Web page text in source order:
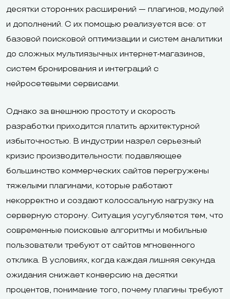
десятки сторонних расширений — плагинов, модулей
и дополнений. С их помощью реализуется все: от
базовой поисковой оптимизации и систем аналитики
до сложных мультиязычных интернет-магазинов,
систем бронирования и интеграций с
нейросетевыми сервисами.
Однако за внешнюю простоту и скорость
разработки приходится платить архитектурной
избыточностью. В индустрии назрел серьезный
кризис производительности: подавляющее
большинство коммерческих сайтов перегружены
тяжелыми плагинами, которые работают
некорректно и создают колоссальную нагрузку на
серверную сторону. Ситуация усугубляется тем, что
современные поисковые алгоритмы и мобильные
пользователи требуют от сайтов мгновенного
отклика. В условиях, когда каждая лишняя секунда
ожидания снижает конверсию на десятки
процентов, понимание того, почему плагины требуют